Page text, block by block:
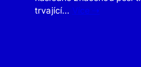
trvající… Více ⇢